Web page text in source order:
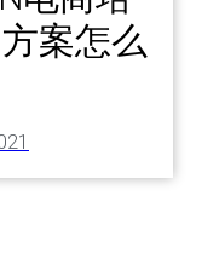
案怎么